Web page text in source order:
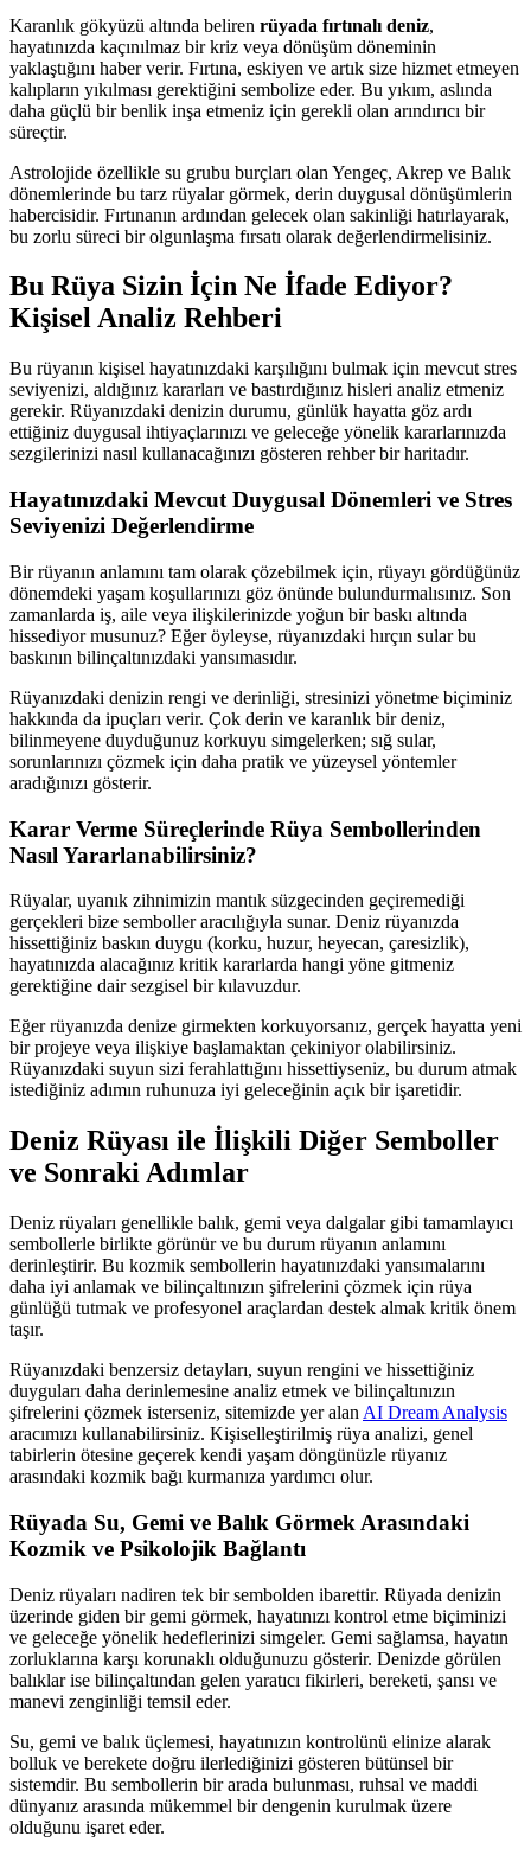
Karanlık gökyüzü altında beliren rüyada fırtınalı deniz,
hayatınızda kaçınılmaz bir kriz veya dönüşüm döneminin
yaklaştığını haber verir. Fırtına, eskiyen ve artık size hizmet etmeyen
kalıpların yıkılması gerektiğini sembolize eder. Bu yıkım, aslında
daha güçlü bir benlik inşa etmeniz için gerekli olan arındırıcı bir
süreçtir.
Astrolojide özellikle su grubu burçları olan Yengeç, Akrep ve Balık
dönemlerinde bu tarz rüyalar görmek, derin duygusal dönüşümlerin
habercisidir. Fırtınanın ardından gelecek olan sakinliği hatırlayarak,
bu zorlu süreci bir olgunlaşma fırsatı olarak değerlendirmelisiniz.
Bu Rüya Sizin İçin Ne İfade Ediyor?
Kişisel Analiz Rehberi
Bu rüyanın kişisel hayatınızdaki karşılığını bulmak için mevcut stres
seviyenizi, aldığınız kararları ve bastırdığınız hisleri analiz etmeniz
gerekir. Rüyanızdaki denizin durumu, günlük hayatta göz ardı
ettiğiniz duygusal ihtiyaçlarınızı ve geleceğe yönelik kararlarınızda
sezgilerinizi nasıl kullanacağınızı gösteren rehber bir haritadır.
Hayatınızdaki Mevcut Duygusal Dönemleri ve Stres
Seviyenizi Değerlendirme
Bir rüyanın anlamını tam olarak çözebilmek için, rüyayı gördüğünüz
dönemdeki yaşam koşullarınızı göz önünde bulundurmalısınız. Son
zamanlarda iş, aile veya ilişkilerinizde yoğun bir baskı altında
hissediyor musunuz? Eğer öyleyse, rüyanızdaki hırçın sular bu
baskının bilinçaltınızdaki yansımasıdır.
Rüyanızdaki denizin rengi ve derinliği, stresinizi yönetme biçiminiz
hakkında da ipuçları verir. Çok derin ve karanlık bir deniz,
bilinmeyene duyduğunuz korkuyu simgelerken; sığ sular,
sorunlarınızı çözmek için daha pratik ve yüzeysel yöntemler
aradığınızı gösterir.
Karar Verme Süreçlerinde Rüya Sembollerinden
Nasıl Yararlanabilirsiniz?
Rüyalar, uyanık zihnimizin mantık süzgecinden geçiremediği
gerçekleri bize semboller aracılığıyla sunar. Deniz rüyanızda
hissettiğiniz baskın duygu (korku, huzur, heyecan, çaresizlik),
hayatınızda alacağınız kritik kararlarda hangi yöne gitmeniz
gerektiğine dair sezgisel bir kılavuzdur.
Eğer rüyanızda denize girmekten korkuyorsanız, gerçek hayatta yeni
bir projeye veya ilişkiye başlamaktan çekiniyor olabilirsiniz.
Rüyanızdaki suyun sizi ferahlattığını hissettiyseniz, bu durum atmak
istediğiniz adımın ruhunuza iyi geleceğinin açık bir işaretidir.
Deniz Rüyası ile İlişkili Diğer Semboller
ve Sonraki Adımlar
Deniz rüyaları genellikle balık, gemi veya dalgalar gibi tamamlayıcı
sembollerle birlikte görünür ve bu durum rüyanın anlamını
derinleştirir. Bu kozmik sembollerin hayatınızdaki yansımalarını
daha iyi anlamak ve bilinçaltınızın şifrelerini çözmek için rüya
günlüğü tutmak ve profesyonel araçlardan destek almak kritik önem
taşır.
Rüyanızdaki benzersiz detayları, suyun rengini ve hissettiğiniz
duyguları daha derinlemesine analiz etmek ve bilinçaltınızın
şifrelerini çözmek isterseniz, sitemizde yer alan AI Dream Analysis
aracımızı kullanabilirsiniz. Kişiselleştirilmiş rüya analizi, genel
tabirlerin ötesine geçerek kendi yaşam döngünüzle rüyanız
arasındaki kozmik bağı kurmanıza yardımcı olur.
Rüyada Su, Gemi ve Balık Görmek Arasındaki
Kozmik ve Psikolojik Bağlantı
Deniz rüyaları nadiren tek bir sembolden ibarettir. Rüyada denizin
üzerinde giden bir gemi görmek, hayatınızı kontrol etme biçiminizi
ve geleceğe yönelik hedeflerinizi simgeler. Gemi sağlamsa, hayatın
zorluklarına karşı korunaklı olduğunuzu gösterir. Denizde görülen
balıklar ise bilinçaltından gelen yaratıcı fikirleri, bereketi, şansı ve
manevi zenginliği temsil eder.
Su, gemi ve balık üçlemesi, hayatınızın kontrolünü elinize alarak
bolluk ve berekete doğru ilerlediğinizi gösteren bütünsel bir
sistemdir. Bu sembollerin bir arada bulunması, ruhsal ve maddi
dünyanız arasında mükemmel bir dengenin kurulmak üzere
olduğunu işaret eder.